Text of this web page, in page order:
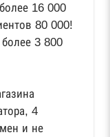
16 000
80 000!
более 3 800
4
и не